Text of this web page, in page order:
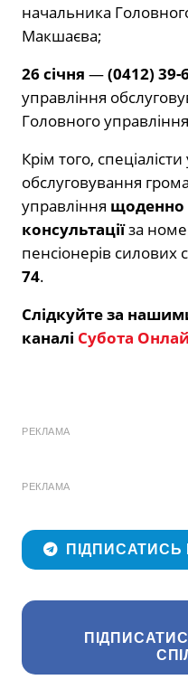
начальника
Макшаєва;
26 січня —(0412) 39-
управління
Головного
Крім того,
обслуговування
управління щоденно
консультаціїза
пенсіонерів силових
74.
Слідкуйте за
каналі Субота
РЕКЛАМА
РЕКЛАМА
ПІДПИСАТИСЬ